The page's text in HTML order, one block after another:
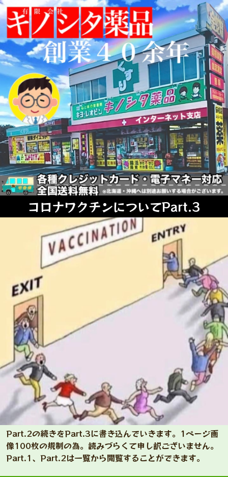
コロナワクチンについてPart.3
Part.2の続きをPart.3に書き込んでいきます。1ページ画
像100枚の規制の為。読みづらくて申し訳ございません。
Part.1、Part.2は一覧から閲覧することができます。